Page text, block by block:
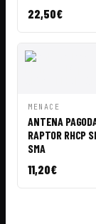
22,50€
VISTA
MENACE
ANTENA
RAPTOR RHCP
SMA
11,20€